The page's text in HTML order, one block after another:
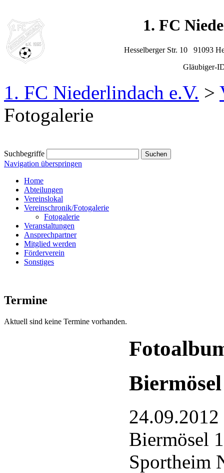
1. FC
Hesselberger Str. 10 91093
Gläubiger-
1. FC Niederlindach e.V. >
Fotogalerie
Suchbegriffe
Navigation überspringen
Home
Abteilungen
Vereinslokal
Vereinschronik/Fotogalerie
Fotogalerie
Veranstaltungen
Ansprechpartner
Mitglied werden
Förderverein
Sonstiges
Termine
Aktuell sind keine Termine vorhanden.
24.09.2012
Biermösel
Sportheim